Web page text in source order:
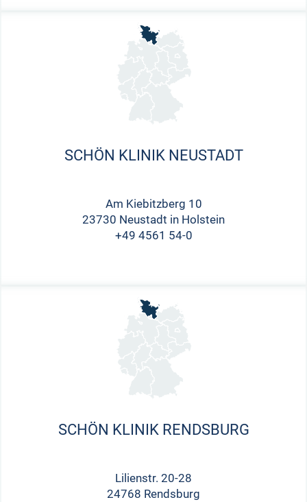
SCHÖN KLINIK NEUSTADT
Am Kiebitzberg 10
23730 Neustadt in Holstein
+49 4561 54-0
SCHÖN KLINIK RENDSBURG
Lilienstr. 20-28
24768 Rendsburg